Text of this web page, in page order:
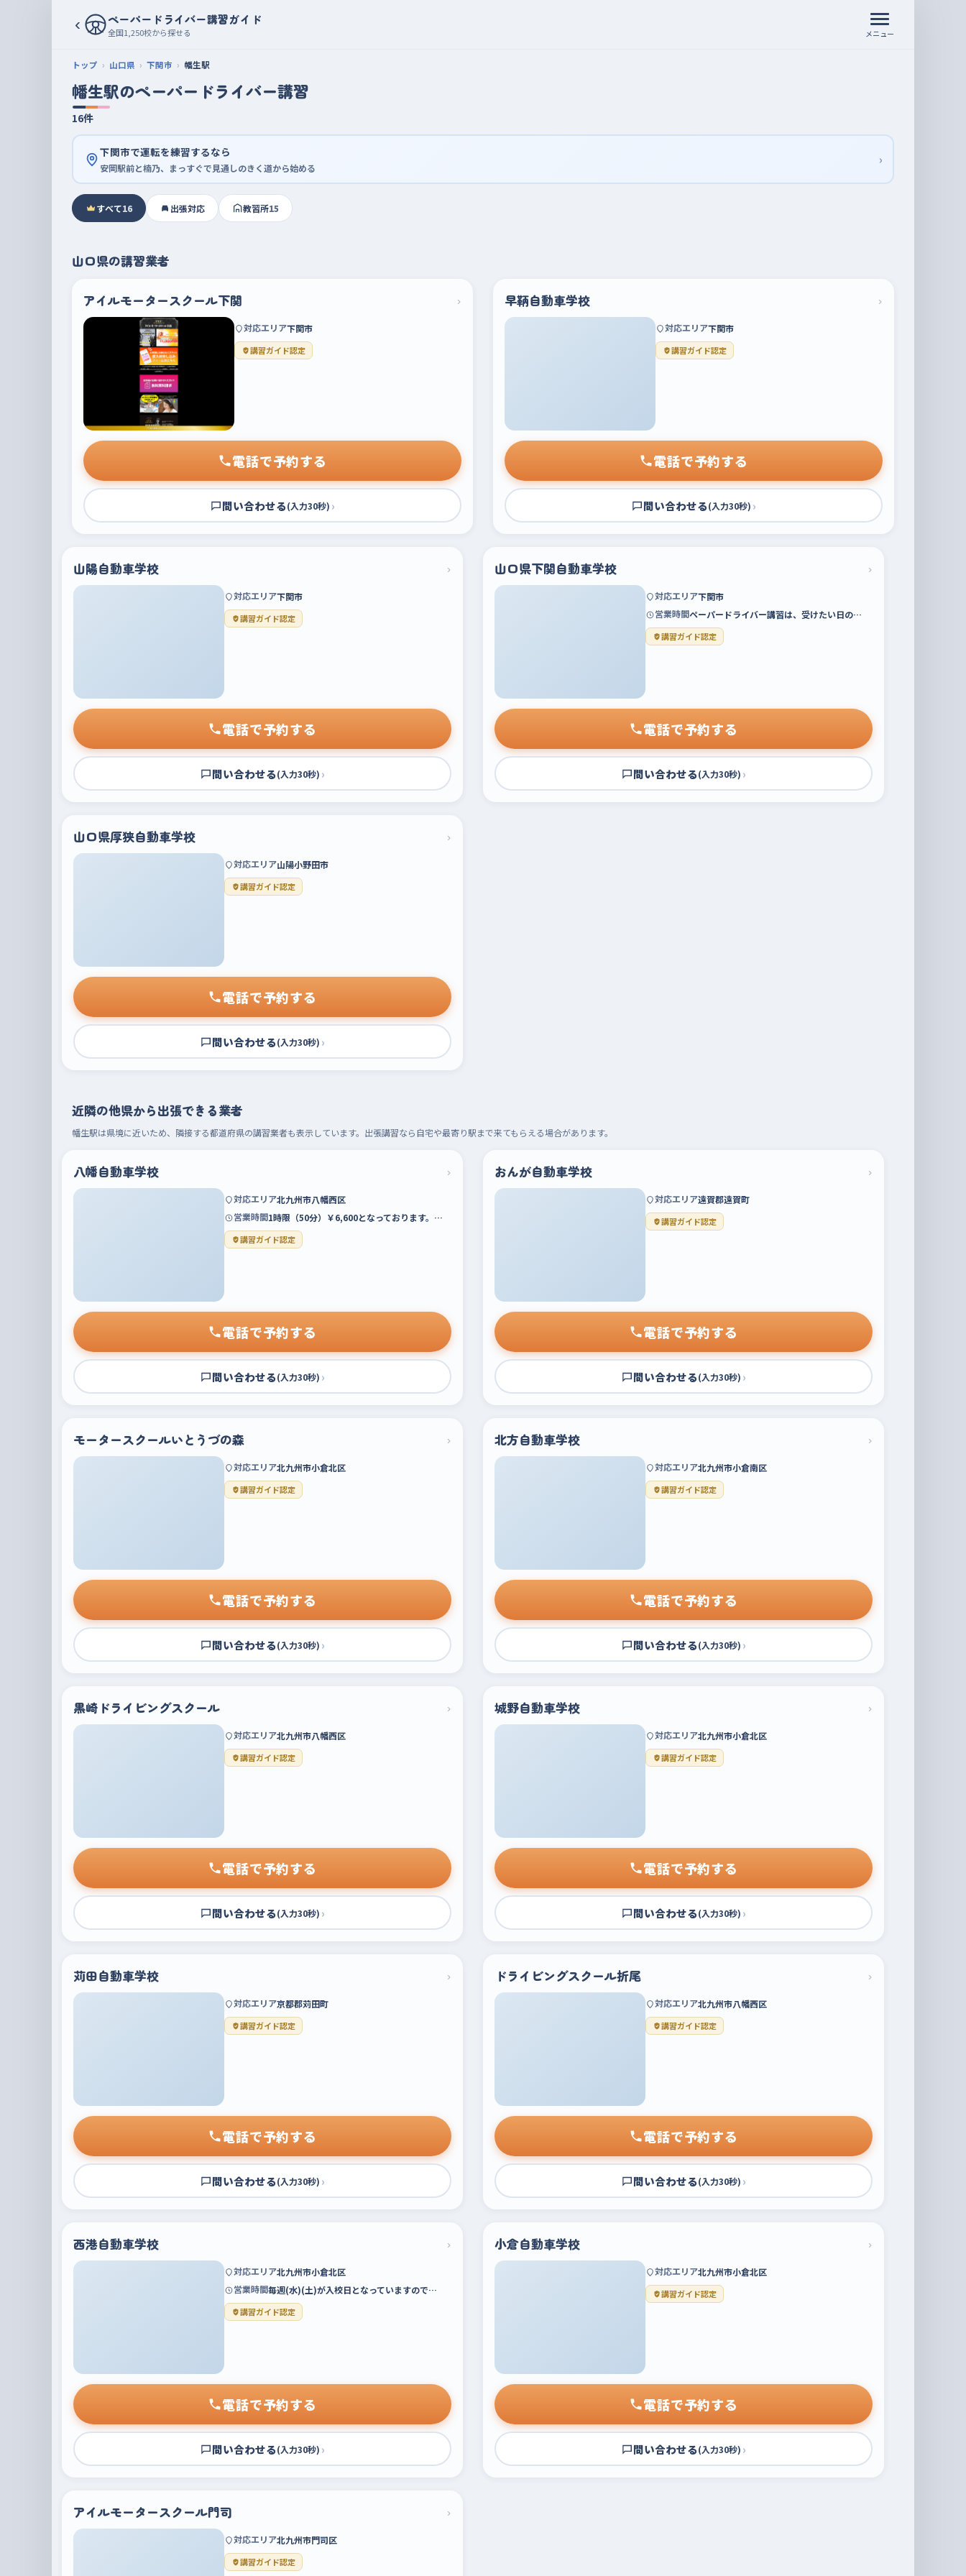
‹ ペーパードライバー講習ガイド
全国1,250校から探せる メニュー
トップ 山口県 下関市 幡生駅
幡生駅のペーパードライバー講習
16件
下関市で運転を練習するなら
安岡駅前と楠乃、まっすぐで見通しのきく道から始める ›
すべて16 出張対応 教習所15
山口県の講習業者
アイルモータースクール下関 ›
対応エリア下関市
講習ガイド認定
電話で予約する
問い合わせる(入力30秒) ›
早鞆自動車学校 ›
対応エリア下関市
講習ガイド認定
電話で予約する
問い合わせる(入力30秒) ›
山陽自動車学校 ›
対応エリア下関市
講習ガイド認定
電話で予約する
問い合わせる(入力30秒) ›
山口県下関自動車学校 ›
対応エリア下関市
営業時間ペーパードライバー講習は、受けたい日の…
講習ガイド認定
電話で予約する
問い合わせる(入力30秒) ›
山口県厚狭自動車学校 ›
対応エリア山陽小野田市
講習ガイド認定
電話で予約する
問い合わせる(入力30秒) ›
近隣の他県から出張できる業者
幡生駅は県境に近いため、隣接する都道府県の講習業者も表示しています。出張講習なら自宅や最寄り駅まで来てもらえる場合があります。
八幡自動車学校 ›
対応エリア北九州市八幡西区
営業時間1時限（50分）￥6,600となっております。…
講習ガイド認定
電話で予約する
問い合わせる(入力30秒) ›
おんが自動車学校 ›
対応エリア遠賀郡遠賀町
講習ガイド認定
電話で予約する
問い合わせる(入力30秒) ›
モータースクールいとうづの森 ›
対応エリア北九州市小倉北区
講習ガイド認定
電話で予約する
問い合わせる(入力30秒) ›
北方自動車学校 ›
対応エリア北九州市小倉南区
講習ガイド認定
電話で予約する
問い合わせる(入力30秒) ›
黒崎ドライビングスクール ›
対応エリア北九州市八幡西区
講習ガイド認定
電話で予約する
問い合わせる(入力30秒) ›
城野自動車学校 ›
対応エリア北九州市小倉北区
講習ガイド認定
電話で予約する
問い合わせる(入力30秒) ›
苅田自動車学校 ›
対応エリア京都郡苅田町
講習ガイド認定
電話で予約する
問い合わせる(入力30秒) ›
ドライビングスクール折尾 ›
対応エリア北九州市八幡西区
講習ガイド認定
電話で予約する
問い合わせる(入力30秒) ›
西港自動車学校 ›
対応エリア北九州市小倉北区
営業時間毎週(水)(土)が入校日となっていますので…
講習ガイド認定
電話で予約する
問い合わせる(入力30秒) ›
小倉自動車学校 ›
対応エリア北九州市小倉北区
講習ガイド認定
電話で予約する
問い合わせる(入力30秒) ›
アイルモータースクール門司 ›
対応エリア北九州市門司区
講習ガイド認定